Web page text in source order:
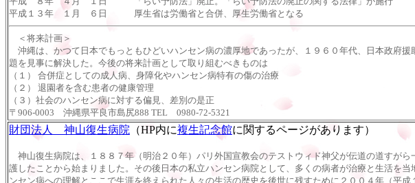
平成１３年 １月 ６日 厚生省は労働省と合併、厚生労働省となる
＜将来計画＞
沖縄は、かつて日本でもっともひどいハンセン病の濃厚地であったが、１９６０年代、日本政府
題を見事に解決した。今後の将来計画として取り組むべきものは
（１） 合併症としての成人病、身障化やハンセン病特有の傷の治療
（２） 退園者を含む患者の健康管理
（３）社会のハンセン病に対する偏見、差別の是正
〒906-0003 沖縄県平良市島尻888 TEL 0980-72-5321
財団法人 神山復生病院 （HP内に複生記念館に関するページがあります）
神山復生病院は、１８８７年（明治２０年）パリ外国宣教会のテストウィド神父が伝道の道すが
護したことから始まりました。その後日本の私立ハンセン病院として、多くの病者が治療と生活を
ンセン病への理解とここで生涯を終えられた人々の生活の歴史を後世に残すために２００４年（平